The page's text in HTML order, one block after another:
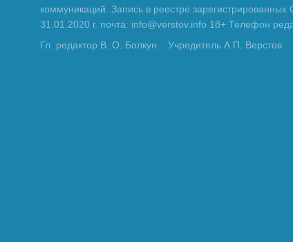
коммуникаций. Запись в реестре
31.01.2020 г. почта: info@verstov.info 18+ Телефон
Гл. редактор В. О. Болкун
Учредитель А.П. Верстов